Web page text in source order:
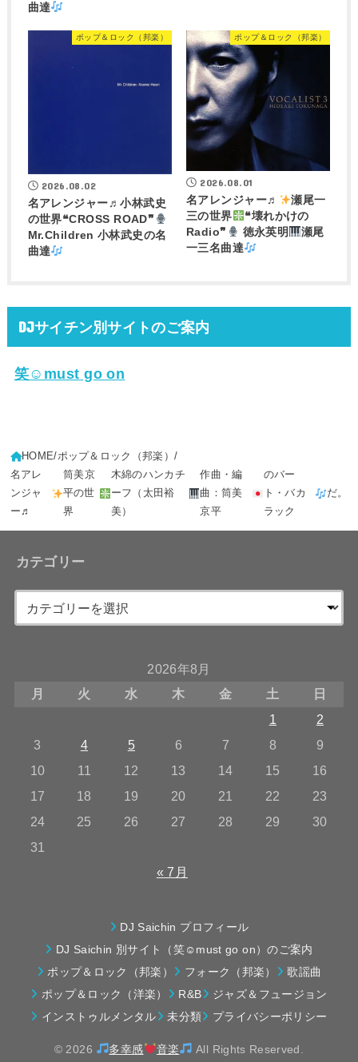
曲達
ポップ＆ロック（邦楽）
2026.08.02
名アレンジャー♬小林武史
の世界❝CROSS ROAD❞
Mr.Children 小林武史の名
曲達
ポップ＆ロック（邦楽）
2026.08.01
名アレンジャー♬
瀬尾一
三の世界
❝壊れかけの
Radio❞
徳永英明
瀬尾
一三名曲達
DJサイチン別サイトのご案内
笑☺must go on
HOME ポップ＆ロック（邦楽）
名アレ
ンジャ
ー♬
筒美京
平の世
界
木綿のハンカチ
ーフ（太田裕
美）
作曲・編
曲：筒美
京平
のバー
ト・バカ
ラック
だ。
カテゴリー
2026年8月
月
火 水 木 金 土
日
1
2
3
4 5 6 7 8
9
10
11 12 13 14 15
16
17
18 19 20 21 22
23
24
25 26 27 28 29
30
31
« 7月
DJ Saichin プロフィール
DJ Saichin 別サイト（笑☺must go on）のご案内
ポップ＆ロック（邦楽）
フォーク（邦楽）
歌謡曲
ポップ＆ロック（洋楽）
R&B
ジャズ＆フュージョン
インストゥルメンタル
未分類 プライバシーポリシー
© 2026 多幸感 音楽 All Rights Reserved.